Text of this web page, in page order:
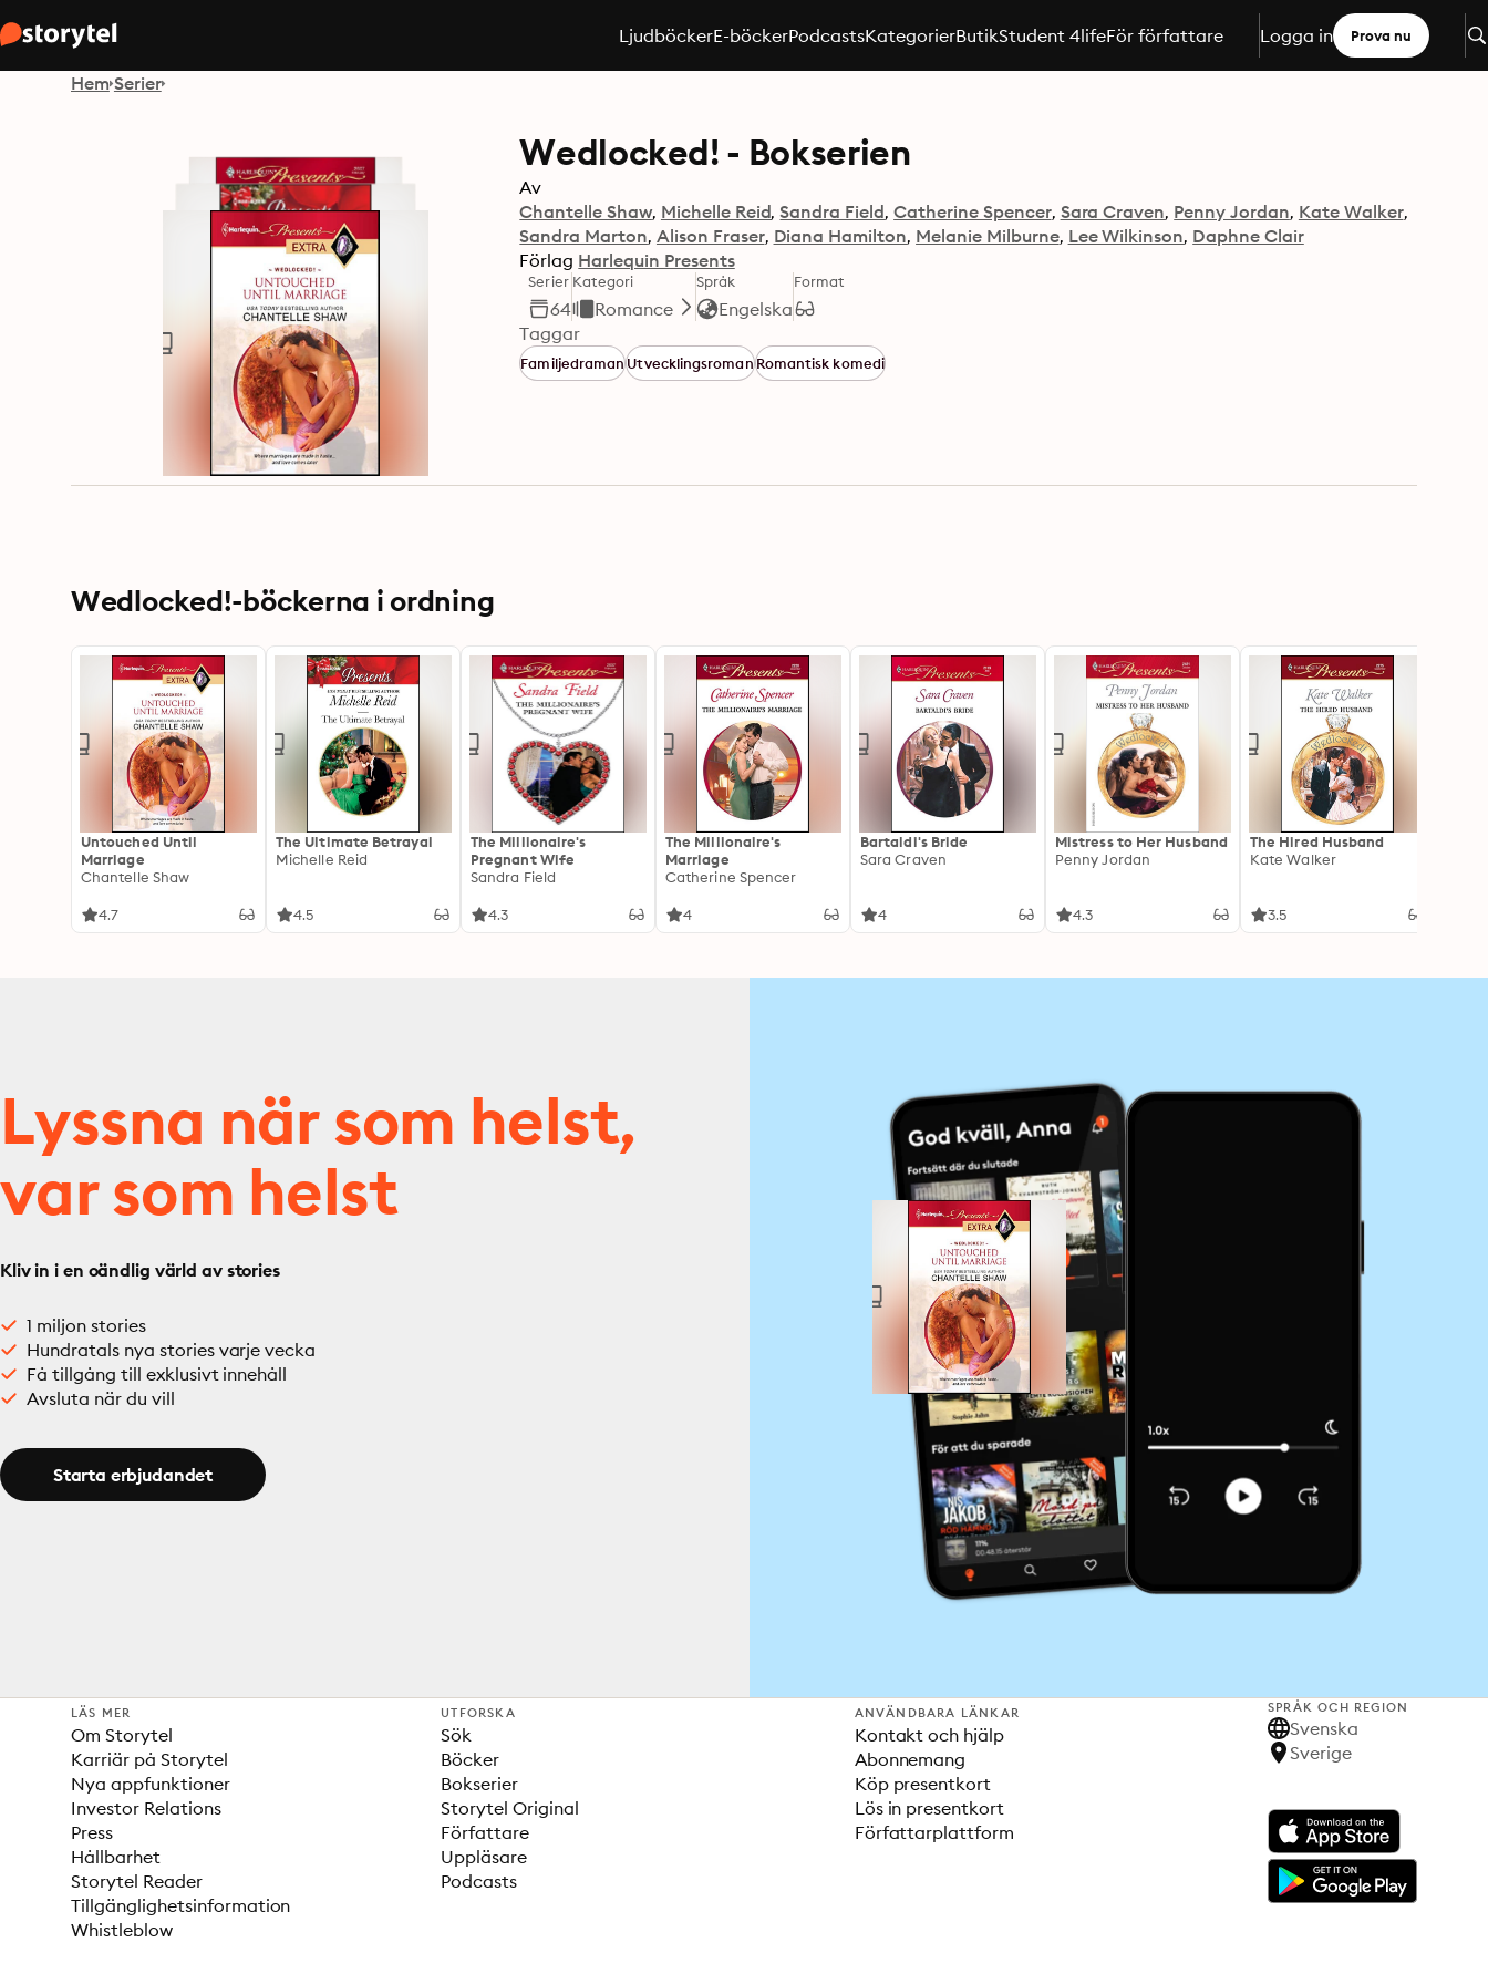
LjudböckerE-böckerPodcastsKategorierButikStudent 4lifeFör författare Logga in Prova nu
Hem Serier
Wedlocked! - Bokserien
Av
Chantelle Shaw Michelle Reid Sandra Field Catherine Spencer Sara Craven Penny Jordan Kate Walker
Sandra Marton Alison Fraser Diana Hamilton Melanie Milburne Lee Wilkinson Daphne Clair
Förlag Harlequin Presents
Serier
64
Kategori
Romance
Språk
Engelska
Format
Taggar
FamiljedramanUtvecklingsromanRomantisk komedi
Wedlocked!-böckerna i ordning
Untouched Until
Marriage
Chantelle Shaw
4.7
The Ultimate Betrayal
Michelle Reid
4.5
The Millionaire's
Pregnant Wife
Sandra Field
4.3
The Millionaire's
Marriage
Catherine Spencer
4
Bartaldi's Bride
Sara Craven
4
Mistress to Her Husband
Penny Jordan
4.3
The Hired Husband
Kate Walker
3.5
Lyssna när som helst,
var som helst
Kliv in i en oändlig värld av stories
1 miljon stories
Hundratals nya stories varje vecka
Få tillgång till exklusivt innehåll
Avsluta när du vill
Starta erbjudandet
LÄS MER
Om Storytel
Karriär på Storytel
Nya appfunktioner
Investor Relations
Press
Hållbarhet
Storytel Reader
Tillgänglighetsinformation
Whistleblow
UTFORSKA
Sök
Böcker
Bokserier
Storytel Original
Författare
Uppläsare
Podcasts
ANVÄNDBARA LÄNKAR
Kontakt och hjälp
Abonnemang
Köp presentkort
Lös in presentkort
Författarplattform
SPRÅK OCH REGION
Svenska
Sverige